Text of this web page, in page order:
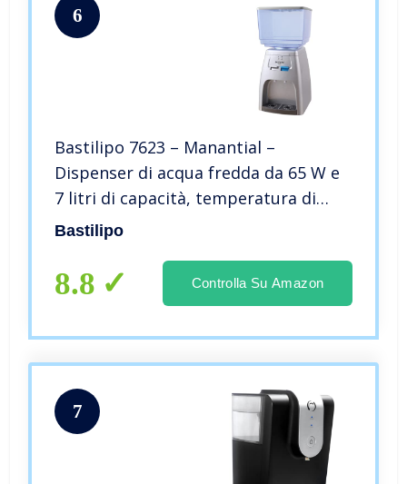
6
Bastilipo 7623 – Manantial –
Dispenser di acqua fredda da 65 W e
7 litri di capacità, temperatura di
raffreddamento: 8-15 gradi, colore
Bastilipo
8.8 Controlla Su Amazon
7